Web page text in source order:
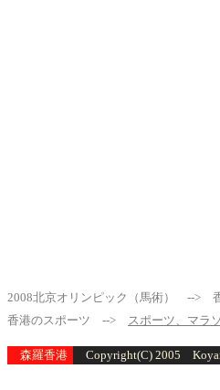
2008北京オリンピック（馬術） -->
香港のスポーツ --> スポーツ、マラ
森羅香港 Copyright(C) 2005